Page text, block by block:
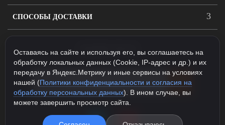
СПОСОБЫ ДОСТАВКИ
Оставаясь на сайте и используя его, вы соглашаетесь на
обработку локальных данных (Cookie, IP-адрес и др.) и их
передачу в Яндекс.Метрику и иные сервисы на условиях
нашей (Политики конфиденциальности и согласия на
обработку персональных данных). В ином случае, вы
можете завершить просмотр сайта.